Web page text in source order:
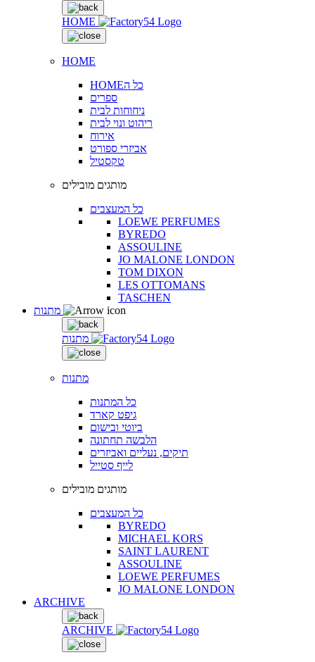
HOME
HOME
HOMEכל ה
ספרים
ניחוחות לבית
ריהוט ונוי לבית
אירוח
אביזרי ספורט
טקסטיל
מותגים מובילים
כל המעצבים
LOEWE PERFUMES
BYREDO
ASSOULINE
JO MALONE LONDON
TOM DIXON
LES OTTOMANS
TASCHEN
מתנות
מתנות
כל המתנות
גיפט קארד
ביוטי ובישום
הלבשה תחתונה
תיקים, נעליים ואביזרים
לייף סטייל
מותגים מובילים
כל המעצבים
BYREDO
MICHAEL KORS
SAINT LAURENT
ASSOULINE
LOEWE PERFUMES
JO MALONE LONDON
ARCHIVE
ARCHIVE